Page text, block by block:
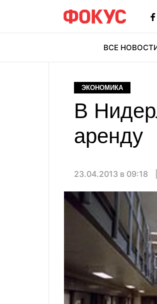
ВСЕ
ЭКОНОМИКА
В
аренду
23.04.2013 в 09:18